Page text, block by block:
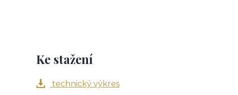
Ke stažení
technický výkres